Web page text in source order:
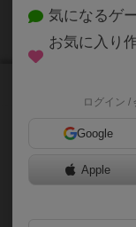
対戦型ハイス
このページは情
気になるゲ
お気に入り
ログイン /
Google
Apple